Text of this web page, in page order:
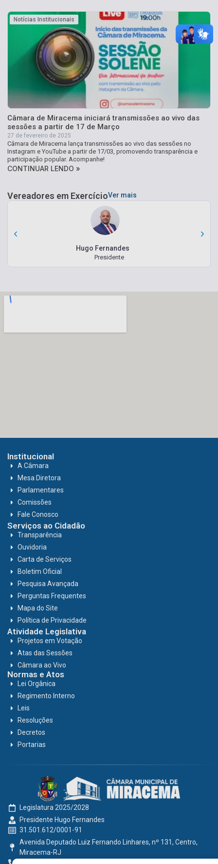
Notícias Institucionais
Câmara de Miracema iniciará transmissões ao vivo das
sessões a partir de 17 de Março
27 de fevereiro de 2025
Câmara de Miracema lança transmissões ao vivo das sessões no
Instagram e YouTube a partir de 17/03, promovendo transparência e
participação popular. Acompanhe!
CONTINUAR LENDO »
Vereadores em ExercícioVer mais
Hugo Fernandes
Presidente
Institucional
A Câmara
Mesa Diretora
Parlamentares
Comissões
Fale Conosco
Serviços ao Cidadão
Transparência
Ouvidoria
Carta de Serviços
Boletim Oficial
Pesquisa Avançada
Perguntas Frequentes
Mapa do Site
Política de Privacidade
Atividade Legislativa
Projetos em Votação
Atas das Sessões
Câmara ao Vivo
Normas e Atos
Lei Orgânica
Regimento Interno
Leis
Resoluções
Decretos
Portarias
Legislatura 2025/2028
Presidente Hugo Fernandes
31.501.612/0001-91
Avenida Deputado Luiz Fernando Linhares, nº 131, Centro,
Miracema-RJ